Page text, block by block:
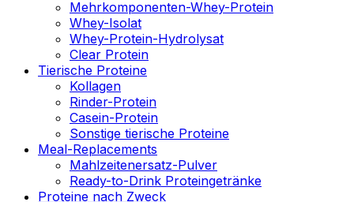
Mehrkomponenten-Whey-Protein
Whey-Isolat
Whey-Protein-Hydrolysat
Clear Protein
Tierische Proteine
Kollagen
Rinder-Protein
Casein-Protein
Sonstige tierische Proteine
Meal-Replacements
Mahlzeitenersatz-Pulver
Ready-to-Drink Proteingetränke
Proteine nach Zweck